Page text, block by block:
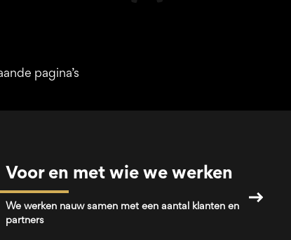
pagina’s
Voor en met wie we werken
We werken nauw samen met een aantal klanten en
partners